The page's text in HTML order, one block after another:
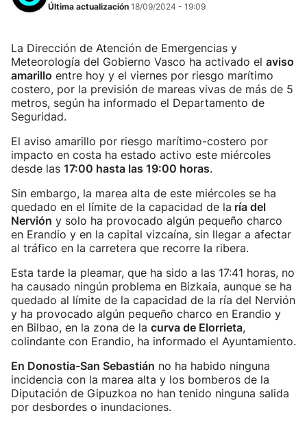
Última actualización 18/09/2024 - 19:09
La Dirección de Atención de Emergencias y
Meteorología del Gobierno Vasco ha activado el aviso
amarillo entre hoy y el viernes por riesgo marítimo
costero, por la previsión de mareas vivas de más de 5
metros, según ha informado el Departamento de
Seguridad.
El aviso amarillo por riesgo marítimo-costero por
impacto en costa ha estado activo este miércoles
desde las 17:00 hasta las 19:00 horas.
Sin embargo, la marea alta de este miércoles se ha
quedado en el límite de la capacidad de la ría del
Nervión y solo ha provocado algún pequeño charco
en Erandio y en la capital vizcaína, sin llegar a afectar
al tráfico en la carretera que recorre la ribera.
Esta tarde la pleamar, que ha sido a las 17:41 horas, no
ha causado ningún problema en Bizkaia, aunque se ha
quedado al límite de la capacidad de la ría del Nervión
y ha provocado algún pequeño charco en Erandio y
en Bilbao, en la zona de la curva de Elorrieta,
colindante con Erandio, ha informado el Ayuntamiento.
En Donostia-San Sebastián no ha habido ninguna
incidencia con la marea alta y los bomberos de la
Diputación de Gipuzkoa no han tenido ninguna salida
por desbordes o inundaciones.